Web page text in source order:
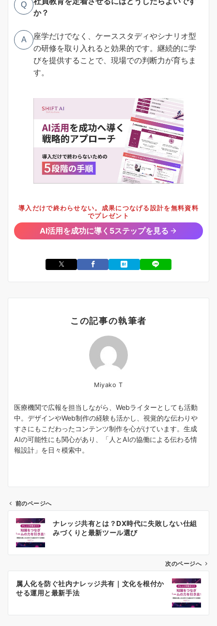
Q
か？
A
座学だけでなく、ケーススタディやシナリオ型
の研修を取り入れると効果的です。継続的に学
びを提供することで、現場での判断力が育ちま
す。
導入だけで終わらせない。成果につなげる設計を無料資料
でプレゼント
AI活用を成功に導く5ステップを見る
この記事の執筆者
Miyako T
医療機関で広報を担当しながら、Webライターとしても活動
中。デザインやWeb制作の経験も活かし、視覚的な伝わりや
すさにもこだわったコンテンツ制作を心がけています。生成
AIの可能性にも関心があり、「人とAIの協働による伝わる情
報設計」を日々模索中。
ン
前のページへ
ナレッジ共有とは？DX時代に失敗しない仕組
みづくりと最新ツール選び
次のページへ
属人化を防ぐ社内ナレッジ共有｜文化を根付か
せる運用と最新手法